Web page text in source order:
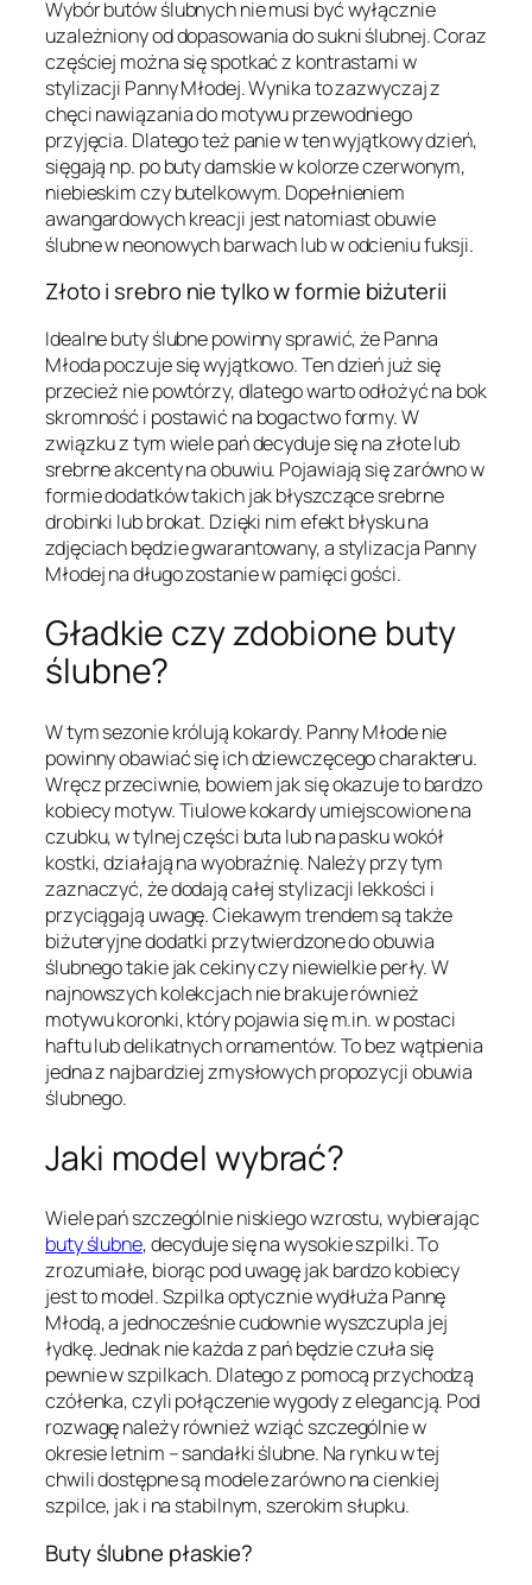
Wybór butów ślubnych nie musi być wyłącznie
uzależniony od dopasowania do sukni ślubnej. Coraz
częściej można się spotkać z kontrastami w
stylizacji Panny Młodej. Wynika to zazwyczaj z
chęci nawiązania do motywu przewodniego
przyjęcia. Dlatego też panie w ten wyjątkowy dzień,
sięgają np. po buty damskie w kolorze czerwonym,
niebieskim czy butelkowym. Dopełnieniem
awangardowych kreacji jest natomiast obuwie
ślubne w neonowych barwach lub w odcieniu fuksji.
Złoto i srebro nie tylko w formie biżuterii
Idealne buty ślubne powinny sprawić, że Panna
Młoda poczuje się wyjątkowo. Ten dzień już się
przecież nie powtórzy, dlatego warto odłożyć na bok
skromność i postawić na bogactwo formy. W
związku z tym wiele pań decyduje się na złote lub
srebrne akcenty na obuwiu. Pojawiają się zarówno w
formie dodatków takich jak błyszczące srebrne
drobinki lub brokat. Dzięki nim efekt błysku na
zdjęciach będzie gwarantowany, a stylizacja Panny
Młodej na długo zostanie w pamięci gości.
Gładkie czy zdobione buty
ślubne?
W tym sezonie królują kokardy. Panny Młode nie
powinny obawiać się ich dziewczęcego charakteru.
Wręcz przeciwnie, bowiem jak się okazuje to bardzo
kobiecy motyw. Tiulowe kokardy umiejscowione na
czubku, w tylnej części buta lub na pasku wokół
kostki, działają na wyobraźnię. Należy przy tym
zaznaczyć, że dodają całej stylizacji lekkości i
przyciągają uwagę. Ciekawym trendem są także
biżuteryjne dodatki przytwierdzone do obuwia
ślubnego takie jak cekiny czy niewielkie perły. W
najnowszych kolekcjach nie brakuje również
motywu koronki, który pojawia się m.in. w postaci
haftu lub delikatnych ornamentów. To bez wątpienia
jedna z najbardziej zmysłowych propozycji obuwia
ślubnego.
Jaki model wybrać?
Wiele pań szczególnie niskiego wzrostu, wybierając
buty ślubne, decyduje się na wysokie szpilki. To
zrozumiałe, biorąc pod uwagę jak bardzo kobiecy
jest to model. Szpilka optycznie wydłuża Pannę
Młodą, a jednocześnie cudownie wyszczupla jej
łydkę. Jednak nie każda z pań będzie czuła się
pewnie w szpilkach. Dlatego z pomocą przychodzą
czółenka, czyli połączenie wygody z elegancją. Pod
rozwagę należy również wziąć szczególnie w
okresie letnim – sandałki ślubne. Na rynku w tej
chwili dostępne są modele zarówno na cienkiej
szpilce, jak i na stabilnym, szerokim słupku.
Buty ślubne płaskie?